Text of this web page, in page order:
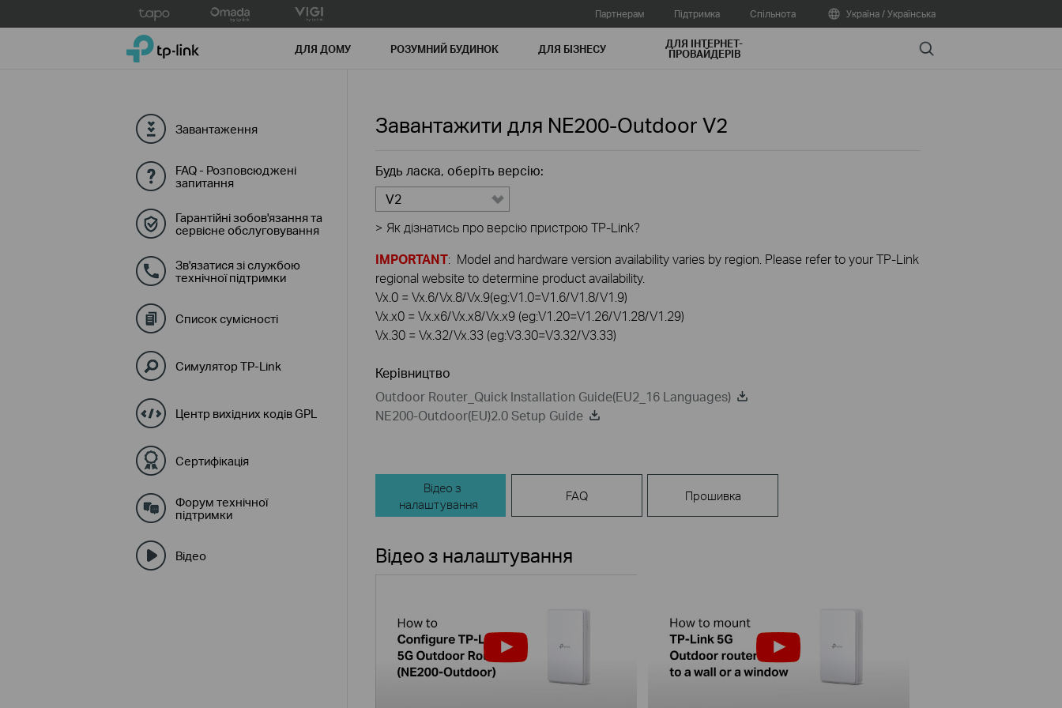
to
Партнерам Підтримка Спільнота Україна / Українська
TP-Link, Reliably Smart ДЛЯ ДОМУ РОЗУМНИЙ БУДИНОК ДЛЯ БIЗНЕСУ ДЛЯ ІНТЕРНЕТ-
ПРОВАЙДЕРІВ Search
Завантаження
FAQ - Розповсюджені
запитання
Гарантійні зобов'язання та
сервісне обслуговування
Зв'язатися зі службою
технічної підтримки
Список сумісності
Симулятор TP-Link
Центр вихідних кодів GPL
Сертифікація
Форум технічної
підтримки
Відео
Завантажити для NE200-Outdoor V2
Будь ласка, оберіть версію:
V2
> Як дізнатись про версію пристрою TP-Link?
IMPORTANT: Model and hardware version availability varies by region. Please refer to your TP-Link
regional website to determine product availability.
Vx.0 = Vx.6/Vx.8/Vx.9(eg:V1.0=V1.6/V1.8/V1.9)
Vx.x0 = Vx.x6/Vx.x8/Vx.x9 (eg:V1.20=V1.26/V1.28/V1.29)
Vx.30 = Vx.32/Vx.33 (eg:V3.30=V3.32/V3.33)
Керівництво
Outdoor Router_Quick Installation Guide(EU2_16 Languages)
NE200-Outdoor(EU)2.0 Setup Guide
Відео з
налаштування
FAQ Прошивка
Відео з налаштування